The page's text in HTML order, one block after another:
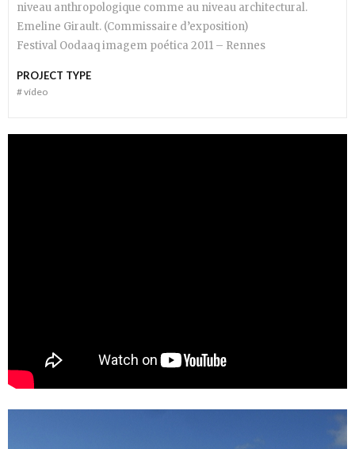
niveau anthropologique comme au niveau architectural.
Emeline Girault. (Commissaire d’exposition)
Festival Oodaaq imagem poética 2011 – Rennes
PROJECT TYPE
#ví­deo